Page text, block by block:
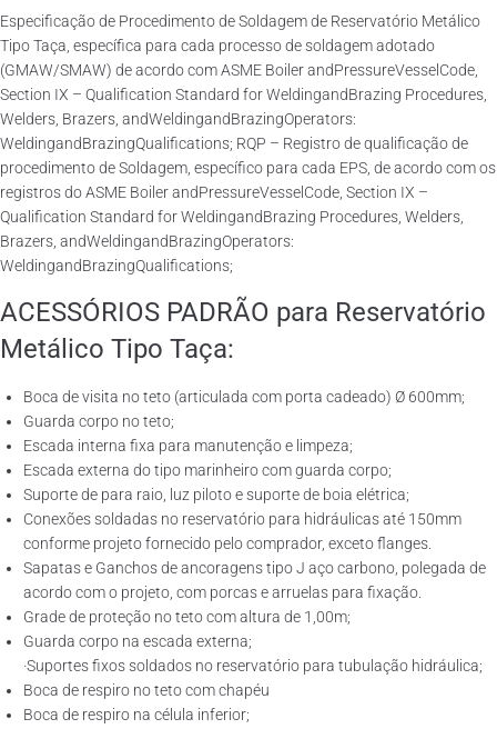
Especificação de Procedimento de Soldagem de Reservatório Metálico
Tipo Taça, específica para cada processo de soldagem adotado
(GMAW/SMAW) de acordo com ASME Boiler andPressureVesselCode,
Section IX – Qualification Standard for WeldingandBrazing Procedures,
Welders, Brazers, andWeldingandBrazingOperators:
WeldingandBrazingQualifications; RQP – Registro de qualificação de
procedimento de Soldagem, específico para cada EPS, de acordo com os
registros do ASME Boiler andPressureVesselCode, Section IX –
Qualification Standard for WeldingandBrazing Procedures, Welders,
Brazers, andWeldingandBrazingOperators:
WeldingandBrazingQualifications;
ACESSÓRIOS PADRÃO para Reservatório
Metálico Tipo Taça:
Boca de visita no teto (articulada com porta cadeado) Ø 600mm;
Guarda corpo no teto;
Escada interna fixa para manutenção e limpeza;
Escada externa do tipo marinheiro com guarda corpo;
Suporte de para raio, luz piloto e suporte de boia elétrica;
Conexões soldadas no reservatório para hidráulicas até 150mm
conforme projeto fornecido pelo comprador, exceto flanges.
Sapatas e Ganchos de ancoragens tipo J aço carbono, polegada de
acordo com o projeto, com porcas e arruelas para fixação.
Grade de proteção no teto com altura de 1,00m;
Guarda corpo na escada externa;
·Suportes fixos soldados no reservatório para tubulação hidráulica;
Boca de respiro no teto com chapéu
Boca de respiro na célula inferior;